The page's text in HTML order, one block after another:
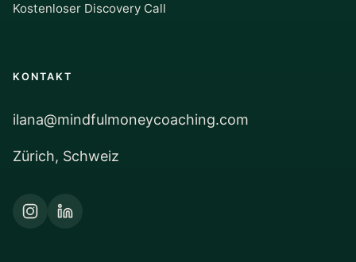
Kostenloser Discovery Call
KONTAKT
ilana@mindfulmoneycoaching.com
Zürich, Schweiz